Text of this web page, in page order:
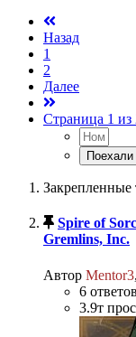
Назад
1
2
Далее
Страница 1 из
Закрепленные
Spire of
Gremlins, Inc.
Автор Mentor3,
6 ответов
3.9т